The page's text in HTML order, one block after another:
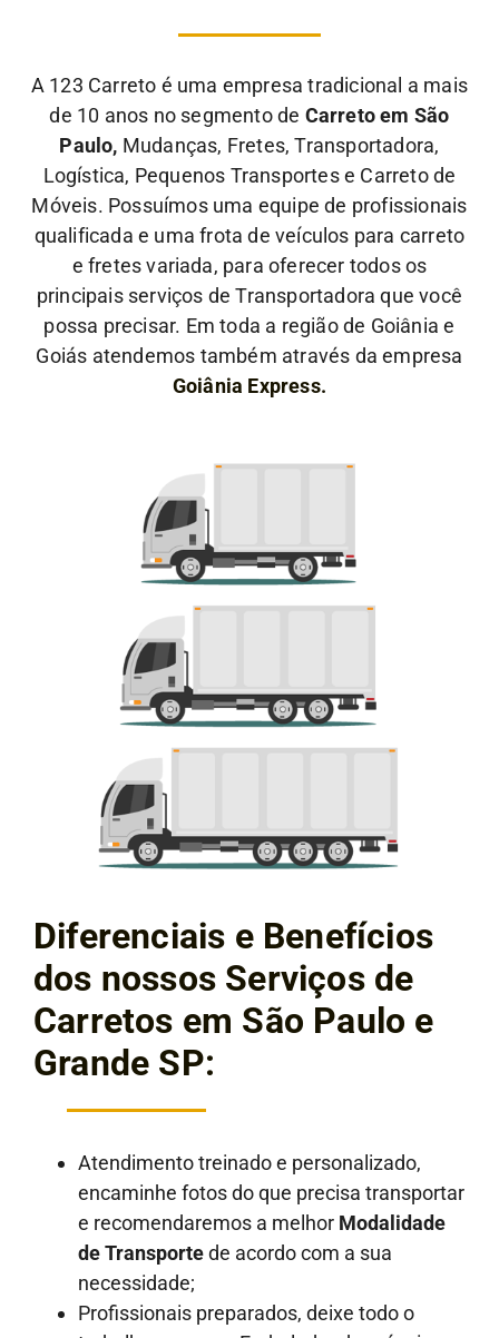
A 123 Carreto é uma empresa tradicional a mais
de 10 anos no segmento de Carreto em São
Paulo, Mudanças, Fretes, Transportadora,
Logística, Pequenos Transportes e Carreto de
Móveis. Possuímos uma equipe de profissionais
qualificada e uma frota de veículos para carreto
e fretes variada, para oferecer todos os
principais serviços de Transportadora que você
possa precisar. Em toda a região de Goiânia e
Goiás atendemos também através da empresa
Goiânia Express.
Diferenciais e Benefícios
dos nossos Serviços de
Carretos em São Paulo e
Grande SP:
Atendimento treinado e personalizado,
encaminhe fotos do que precisa transportar
e recomendaremos a melhor Modalidade
de Transportede acordo com a sua
necessidade;
Profissionais preparados, deixe todo o